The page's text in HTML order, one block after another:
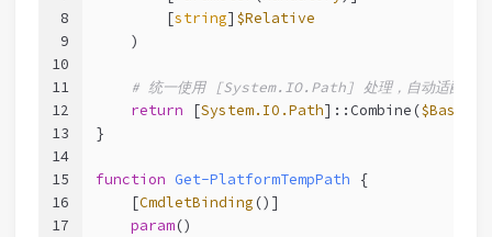
8
9
10
11
12
13
14
15
16
17
        [
string] $Relative
    )
# 统一使用 [System.IO.Path] 处理，自动适配当前
return [System.IO.Path]::Combine($Base
}
function Get-PlatformTempPath {
[CmdletBinding ()]
param()